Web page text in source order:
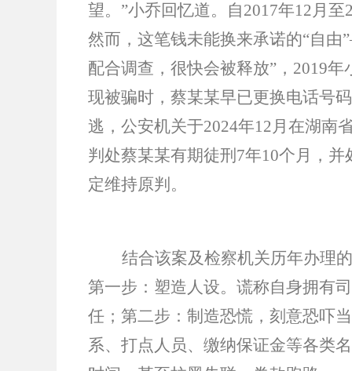
望。”小乔回忆道。自2017年12月
然而，这笔钱未能换来承诺的“自
配合调查，很快会被释放”，2019
现被骗时，蔡某某早已更换电话号
逃，公安机关于2024年12月在湖南
判处蔡某某有期徒刑7年10个月，
定维持原判。
结合该案及检察机关历年办理
第一步：塑造人设。谎称自身拥有
任；第二步：制造恐慌，刻意恐吓
系、打点人员、缴纳保证金等各类